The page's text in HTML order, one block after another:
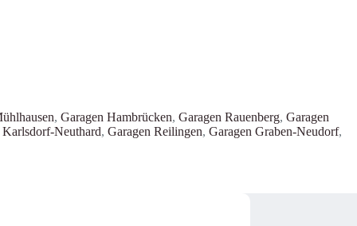
, Garagen Hambrücken, Garagen Rauenberg, Garagen
Karlsdorf-Neuthard, Garagen Reilingen, Garagen Graben-Neudorf,